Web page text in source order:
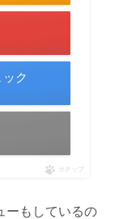
ク
ポチップ
ーもしているの